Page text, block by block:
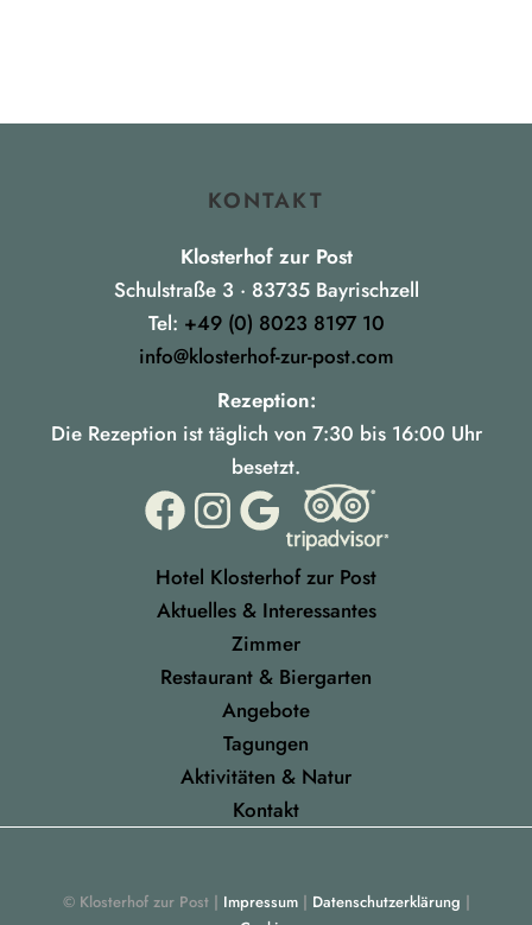
KONTAKT
Klosterhof zur Post
Schulstraße 3 · 83735 Bayrischzell
Tel: +49 (0) 8023 8197 10
info@klosterhof-zur-post.com
Rezeption:
Die Rezeption ist täglich von 7:30 bis 16:00 Uhr
besetzt.
Hotel Klosterhof zur Post
Aktuelles & Interessantes
Zimmer
Restaurant & Biergarten
Angebote
Tagungen
Aktivitäten & Natur
Kontakt
© Klosterhof zur Post | Impressum| Datenschutzerklärung |